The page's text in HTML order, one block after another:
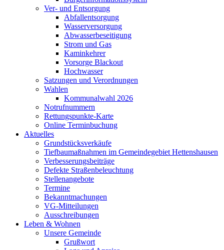
Ver- und Entsorgung
Abfallentsorgung
Wasserversorgung
Abwasserbeseitigung
Strom und Gas
Kaminkehrer
Vorsorge Blackout
Hochwasser
Satzungen und Verordnungen
Wahlen
Kommunalwahl 2026
Notrufnummern
Rettungspunkte-Karte
Online Terminbuchung
Aktuelles
Grundstücksverkäufe
Tiefbaumaßnahmen im Gemeindegebiet Hettenshausen
Verbesserungsbeiträge
Defekte Straßenbeleuchtung
Stellenangebote
Termine
Bekanntmachungen
VG-Mitteilungen
Ausschreibungen
Leben & Wohnen
Unsere Gemeinde
Grußwort